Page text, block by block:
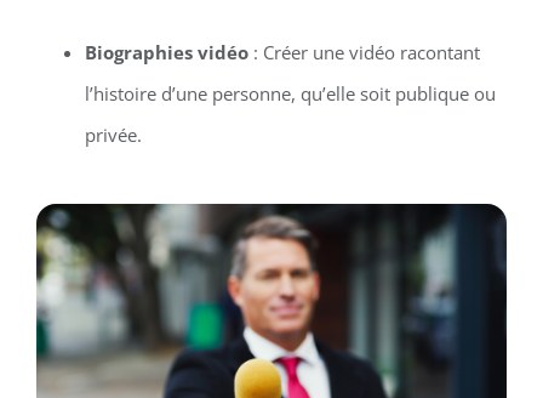
Biographies vidéo: Créer une vidéo racontant
l’histoire d’une personne, qu’elle soit publique ou
privée.